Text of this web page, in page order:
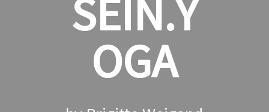
SEIN.Y
OGA